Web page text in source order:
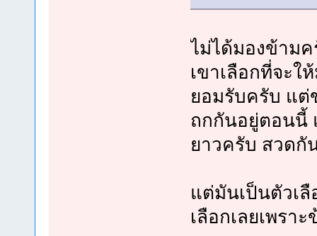
ไม่ได้มองข้าม
เขาเลือกที่จะใ
ยอมรับครับ แต่
ถกกันอยู่ตอนนี้
ยาวครับ สวดกั
แต่มันเป็นตัวเ
เลือกเลยเพรา